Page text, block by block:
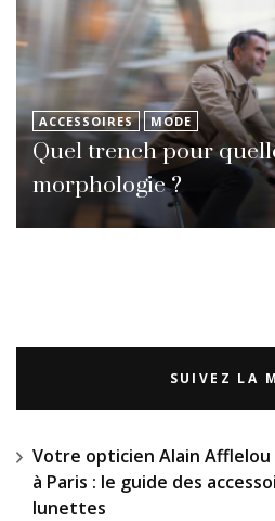
ACCESSOIRES MODE
Quel trench pour
morphologie ?
SUIVEZ LA
Votre opticien Alain Afflelou
à Paris : le guide des
lunettes